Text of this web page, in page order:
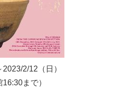
2/12（日）
まで）